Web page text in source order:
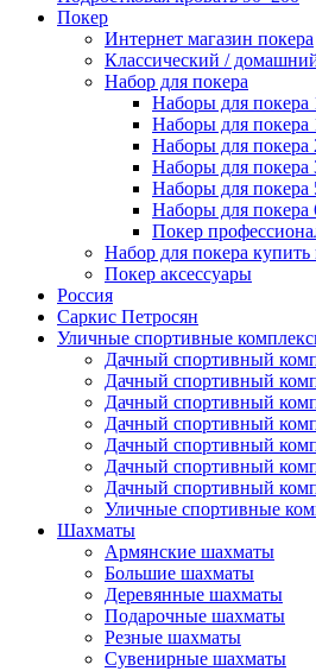
Покер
Интернет магазин покера
Классический /
Набор для покера
Наборы для
Наборы для
Наборы для
Наборы для
Наборы для
Наборы для
Покер
Набор для покера
Покер аксессуары
Россия
Саркис Петросян
Уличные спортивные
Дачный спортивный
Дачный спортивный
Дачный спортивный
Дачный спортивный
Дачный спортивный
Дачный спортивный
Дачный спортивный
Уличные спортивные
Шахматы
Армянские шахматы
Большие шахматы
Деревянные шахматы
Подарочные шахматы
Резные шахматы
Сувенирные шахматы